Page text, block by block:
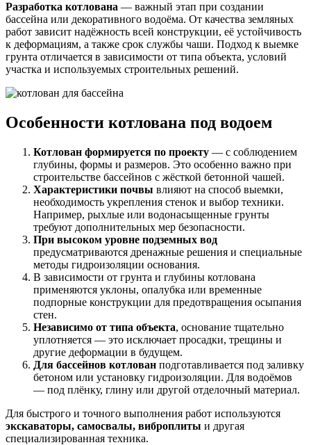
Разработка котлована — важный этап при создании
бассейна или декоративного водоёма. От качества земляных
работ зависит надёжность всей конструкции, её устойчивость
к деформациям, а также срок службы чаши. Подход к выемке
грунта отличается в зависимости от типа объекта, условий
участка и используемых строительных решений.
Особенности котлована под водоем
Котлован формируется по проекту — с соблюдением
глубины, формы и размеров. Это особенно важно при
строительстве бассейнов с жёсткой бетонной чашей.
Характеристики почвы влияют на способ выемки,
необходимость укрепления стенок и выбор техники.
Например, рыхлые или водонасыщенные грунты
требуют дополнительных мер безопасности.
При высоком уровне подземных вод
предусматриваются дренажные решения и специальные
методы гидроизоляции основания.
В зависимости от грунта и глубины котлована
применяются уклоны, опалубка или временные
подпорные конструкции для предотвращения осыпания
стен.
Независимо от типа объекта, основание тщательно
уплотняется — это исключает просадки, трещины и
другие деформации в будущем.
Для бассейнов котлован подготавливается под заливку
бетоном или установку гидроизоляции. Для водоёмов
— под плёнку, глину или другой отделочный материал.
Для быстрого и точного выполнения работ используются
экскаваторы, самосвалы, виброплиты и другая
специализированная техника.